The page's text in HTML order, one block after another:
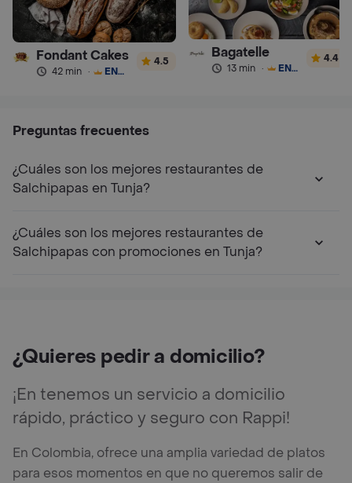
Fondant Cakes
42 min · ENVÍO GRATIS
4.5
Bagatelle
13 min · ENVÍO GRATIS
4.4
Preguntas frecuentes
¿Cuáles son los mejores restaurantes de
Salchipapas en Tunja?
¿Cuáles son los mejores restaurantes de
Salchipapas con promociones en Tunja?
¿Quieres pedir a domicilio?
¡En tenemos un servicio a domicilio
rápido, práctico y seguro con Rappi!
En Colombia, ofrece una amplia variedad de platos
para esos momentos en que no queremos salir de